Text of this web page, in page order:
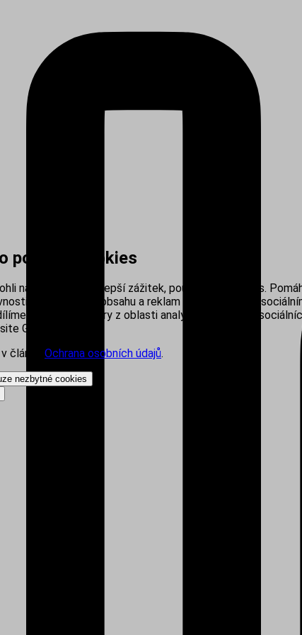
používá cookies
nabídnout co nejlepší zážitek, používáme cookies.
personalizací obsahu a reklam i propojením se
s našimi partnery z oblasti analytiky, reklamy a
Group s.r.o.
článku
Ochrana osobních údajů.
nezbytné cookies